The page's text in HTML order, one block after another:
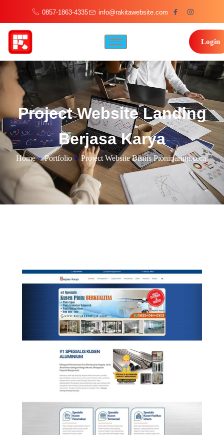
0857-1863-4335 info@rakitawebsite.com
Login
Project Website Landing
Berjasa Karya
Home » Portfolio » Project Website Bisnis Pionirjaring.com